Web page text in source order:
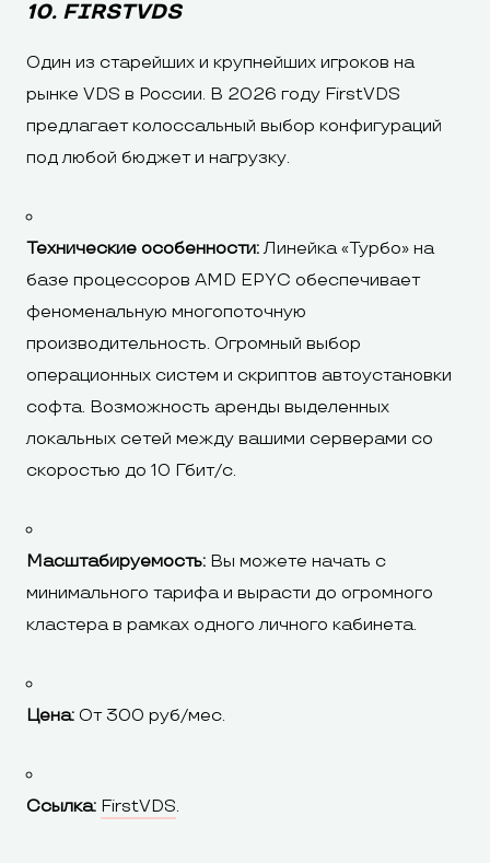
10. FIRSTVDS
Один из старейших и крупнейших игроков на
рынке VDS в России. В 2026 году FirstVDS
предлагает колоссальный выбор конфигураций
под любой бюджет и нагрузку.
Технические особенности:Линейка «Турбо» на
базе процессоров AMD EPYC обеспечивает
феноменальную многопоточную
производительность. Огромный выбор
операционных систем и скриптов автоустановки
софта. Возможность аренды выделенных
локальных сетей между вашими серверами со
скоростью до 10 Гбит/с.
Масштабируемость: Вы можете начать с
минимального тарифа и вырасти до огромного
кластера в рамках одного личного кабинета.
Цена: От 300 руб/мес.
Ссылка: FirstVDS.